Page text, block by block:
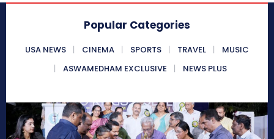
Popular Categories
USA NEWS CINEMA SPORTS TRAVEL
MUSIC
ASWAMEDHAM EXCLUSIVE
NEWS PLUS